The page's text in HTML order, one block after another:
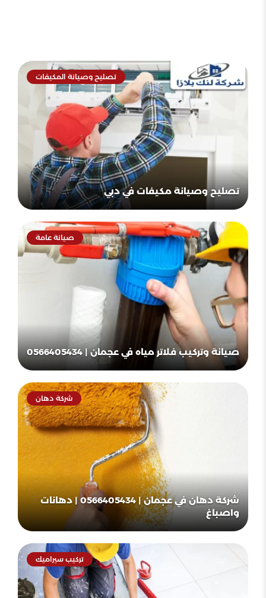
تصليح وصيانة المكيفات
تصليح وصيانة مكيفات في دبي
صيانة عامة
صيانة وتركيب فلاتر مياه في عجمان | 0566405434
شركة دهان
شركة دهان في عجمان | 0566405434 | دهانات
واصباغ
تركيب سيراميك